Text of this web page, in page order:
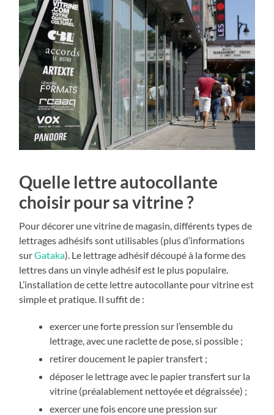
Quelle lettre autocollante
choisir pour sa vitrine ?
Pour décorer une vitrine de magasin, différents types de
lettrages adhésifs sont utilisables (plus d’informations
surGataka). Le lettrage adhésif découpé à la forme des
lettres dans un vinyle adhésif est le plus populaire.
L’installation de cette lettre autocollante pour vitrine est
simple et pratique. Il suffit de :
exercer une forte pression sur l’ensemble du
lettrage, avec une raclette de pose, si possible ;
retirer doucement le papier transfert ;
déposer le lettrage avec le papier transfert sur la
vitrine (préalablement nettoyée et dégraissée) ;
exercer une fois encore une pression sur